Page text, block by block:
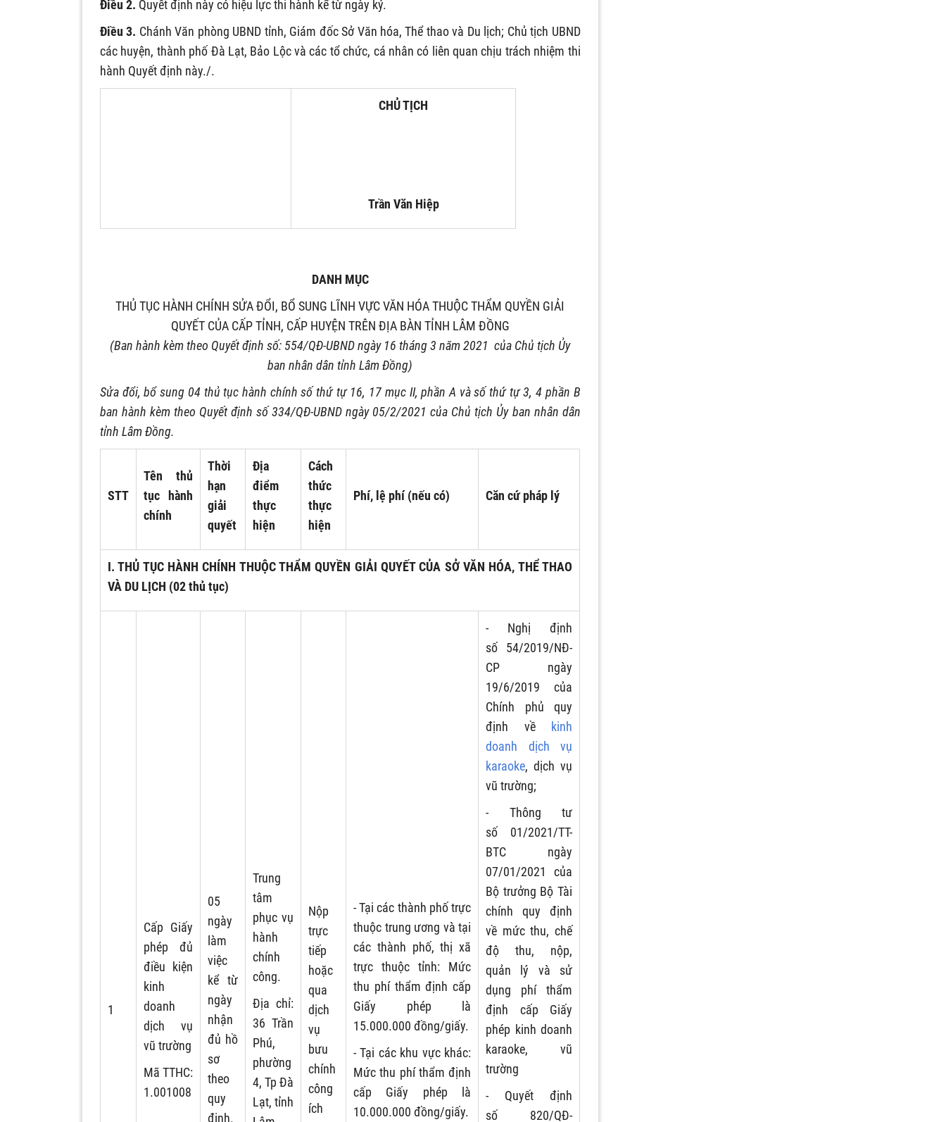
Điều 2. Quyết định này có hiệu lực thi hành kể từ ngày ký.
Điều 3. Chánh Văn phòng UBND tỉnh, Giám đốc Sở Văn hóa, Thể thao và Du lịch; Chủ tịch UBND
các huyện, thành phố Đà Lạt, Bảo Lộc và các tổ chức, cá nhân có liên quan chịu trách nhiệm thi
hành Quyết định này./.
CHỦ TỊCH
Trần Văn Hiệp
DANH MỤC
THỦ TỤC HÀNH CHÍNH SỬA ĐỔI, BỔ SUNG LĨNH VỰC VĂN HÓA THUỘC THẨM QUYỀN GIẢI
QUYẾT CỦA CẤP TỈNH, CẤP HUYỆN TRÊN ĐỊA BÀN TỈNH LÂM ĐỒNG
(Ban hành kèm theo Quyết định số: 554/QĐ-UBND ngày 16 tháng 3 năm 2021 của Chủ tịch Ủy
ban nhân dân tỉnh Lâm Đồng)
Sửa đổi, bổ sung 04 thủ tục hành chính số thứ tự 16, 17 mục II, phần A và số thứ tự 3, 4 phần B
ban hành kèm theo Quyết định số 334/QĐ-UBND ngày 05/2/2021 của Chủ tịch Ủy ban nhân dân
tỉnh Lâm Đồng.
STT
Tên thủ
tục hành
chính
Thời
hạn
giải
quyết
Địa
điểm
thực
hiện
Cách
thức
thực
hiện
Phí, lệ phí (nếu có) Căn cứ pháp lý
I. THỦ TỤC HÀNH CHÍNH THUỘC THẨM QUYỀN GIẢI QUYẾT CỦA SỞ VĂN HÓA, THỂ THAO
VÀ DU LỊCH (02 thủ tục)
1
Cấp Giấy
phép đủ
điều kiện
kinh
doanh
dịch vụ
vũ trường
Mã TTHC:
1.001008
05
ngày
làm
việc
kể từ
ngày
nhận
đủ hồ
sơ
theo
quy
định.
Trung
tâm
phục vụ
hành
chính
công.
Địa chỉ:
36 Trần
Phú,
phường
4, Tp Đà
Lạt, tỉnh
Nộp
trực
tiếp
hoặc
qua
dịch
vụ
bưu
chính
công
ích
- Tại các thành phố trực
thuộc trung ương và tại
các thành phố, thị xã
trực thuộc tỉnh: Mức
thu phí thẩm định cấp
Giấy phép là
15.000.000 đồng/giấy.
- Tại các khu vực khác:
Mức thu phí thẩm định
cấp Giấy phép là
10.000.000 đồng/giấy.
- Nghị định
số 54/2019/NĐ-
CP ngày
19/6/2019 của
Chính phủ quy
định về kinh
doanh dịch vụ
karaoke, dịch vụ
vũ trường;
- Thông tư
số 01/2021/TT-
BTC ngày
07/01/2021 của
Bộ trưởng Bộ Tài
chính quy định
về mức thu, chế
độ thu, nộp,
quản lý và sử
dụng phí thẩm
định cấp Giấy
phép kinh doanh
karaoke, vũ
trường
- Quyết định
số 820/QĐ-